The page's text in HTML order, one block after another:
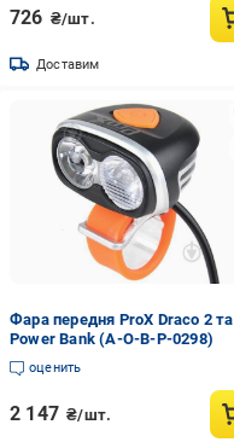
726 ₴/шт.
Доставим
Фара передня ProX Draco 2 та
Power Bank (A-O-B-P-0298)
оценить
2 147 ₴/шт.